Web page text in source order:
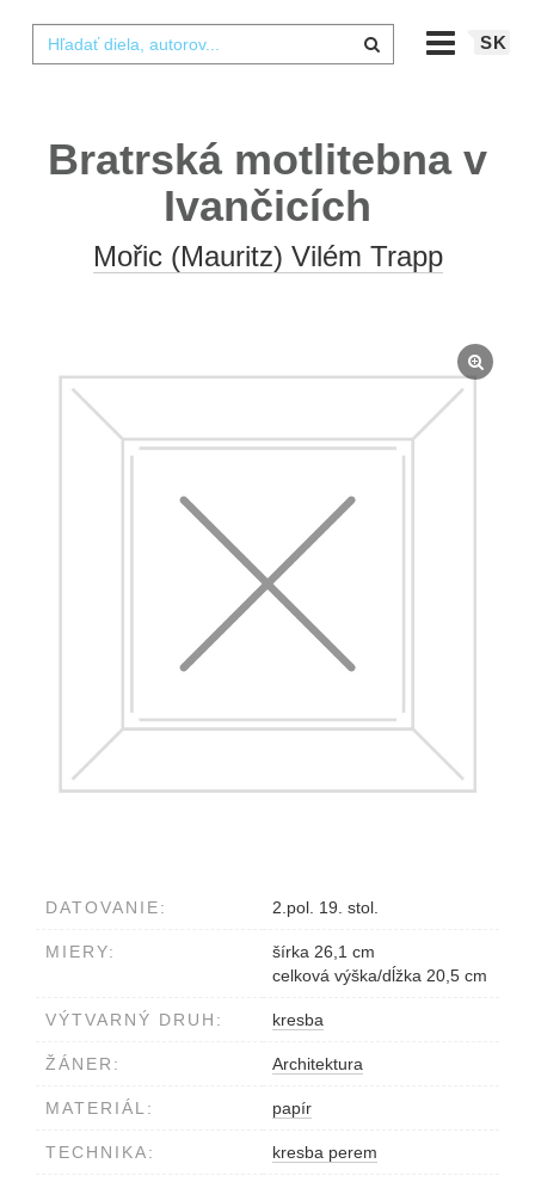
SK
Bratrská motlitebna v
Ivančicích
Mořic (Mauritz) Vilém Trapp
DATOVANIE: 2.pol. 19. stol.
MIERY:
šírka 26,1 cm
celková výška/dĺžka 20,5 cm
VÝTVARNÝ DRUH: kresba
ŽÁNER: Architektura
MATERIÁL: papír
TECHNIKA: kresba perem